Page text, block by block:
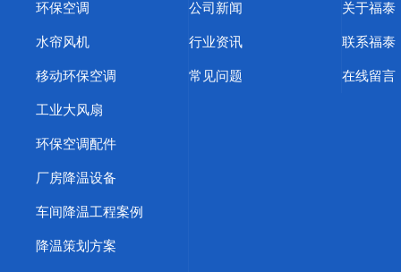
环保空调
水帘风机
移动环保空调
工业大风扇
环保空调配件
厂房降温设备
车间降温工程案例
降温策划方案
公司新闻
行业资讯
常见问题
关于福泰
联系福泰
在线留言